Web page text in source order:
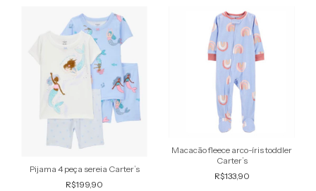
Pijama 4 peça sereia Carter’s
R$199,90
Macacão fleece arco-íris toddler
Carter’s
R$133,90